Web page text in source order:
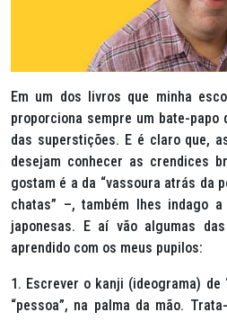
Em um dos livros que minha
proporciona sempre um bate-
das superstições. E é claro que,
desejam conhecer as crendices
gostam é a da “vassoura atrás da
chatas” –, também lhes indago
japonesas. E aí vão algumas
aprendido com os meus pupilos:
1. Escrever o kanji (ideograma) de
“pessoa”, na palma da mão.